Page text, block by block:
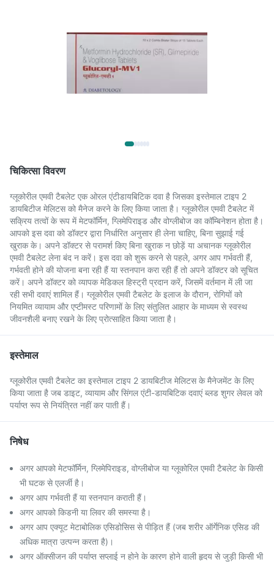
चिकित्सा विवरण
ग्लूकोरील एमवी टैबलेट एक ओरल एंटीडायबिटिक दवा है जिसका इस्तेमाल टाइप 2
डायबिटीज मेलिटस को मैनेज करने के लिए किया जाता है। ग्लूकोरील एमवी टैबलेट में
सक्रिय तत्वों के रूप में मेटफॉर्मिन, ग्लिमेपिराइड और वोग्लीबोज का कॉम्बिनेशन होता है।
आपको इस दवा को डॉक्टर द्वारा निर्धारित अनुसार ही लेना चाहिए, बिना सुझाई गई
खुराक के। अपने डॉक्टर से परामर्श किए बिना खुराक न छोड़ें या अचानक ग्लूकोरील
एमवी टैबलेट लेना बंद न करें। इस दवा को शुरू करने से पहले, अगर आप गर्भवती हैं,
गर्भवती होने की योजना बना रही हैं या स्तनपान करा रही हैं तो अपने डॉक्टर को सूचित
करें। अपने डॉक्टर को व्यापक मेडिकल हिस्ट्री प्रदान करें, जिसमें वर्तमान में ली जा
रही सभी दवाएं शामिल हैं। ग्लूकोरील एमवी टैबलेट के इलाज के दौरान, रोगियों को
नियमित व्यायाम और एप्टीमस्ट परिणामों के लिए संतुलित आहार के माध्यम से स्वस्थ
जीवनशैली बनाए रखने के लिए प्रोत्साहित किया जाता है।
इस्तेमाल
ग्लूकोरील एमवी टैबलेट का इस्तेमाल टाइप 2 डायबिटीज मेलिटस के मैनेजमेंट के लिए
किया जाता है जब डाइट, व्यायाम और सिंगल एंटी-डायबिटिक दवाएं ब्लड शुगर लेवल को
पर्याप्त रूप से नियंत्रित नहीं कर पाती हैं।
निषेध
अगर आपको मेटफॉर्मिन, ग्लिमेपिराइड, वोग्लीबोज या ग्लूकोरिल एमवी टैबलेट के किसी
भी घटक से एलर्जी है।
अगर आप गर्भवती हैं या स्तनपान कराती हैं।
अगर आपको किडनी या लिवर की समस्या है।
अगर आप एक्यूट मेटाबोलिक एसिडोसिस से पीड़ित हैं (जब शरीर ऑर्गेनिक एसिड की
अधिक मात्रा उत्पन्न करता है)।
अगर ऑक्सीजन की पर्याप्त सप्लाई न होने के कारण होने वाली हृदय से जुड़ी किसी भी